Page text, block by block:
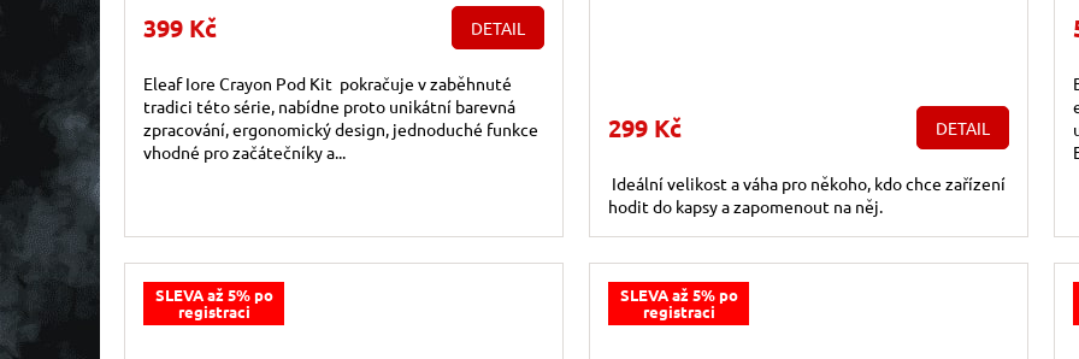
399 Kč DETAIL
Eleaf Iore Crayon Pod Kit pokračuje v zaběhnuté
tradici této série, nabídne proto unikátní barevná
zpracování, ergonomický design, jednoduché funkce
vhodné pro začátečníky a...
299 Kč DETAIL
Ideální velikost a váha pro někoho, kdo chce zařízení
hodit do kapsy a zapomenout na něj.
SLEVA až 5% po
registraci
SLEVA až 5% po
registraci